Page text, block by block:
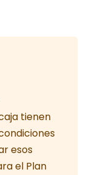
tienen
esos
el Plan